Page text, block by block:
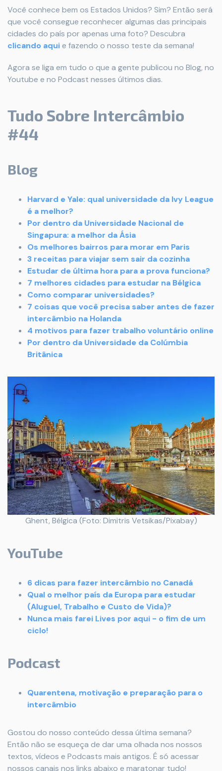
Você conhece bem os Estados Unidos? Sim? Então será
que você consegue reconhecer algumas das principais
cidades do país por apenas uma foto? Descubra
clicando aquie fazendo o nosso teste da semana!
Agora se liga em tudo o que a gente publicou no Blog, no
Youtube e no Podcast nesses últimos dias.
Tudo Sobre Intercâmbio
#44
Blog
Harvard e Yale: qual universidade da Ivy League
é a melhor?
Por dentro da Universidade Nacional de
Singapura: a melhor da Ásia
Os melhores bairros para morar em Paris
3 receitas para viajar sem sair da cozinha
Estudar de última hora para a prova funciona?
7 melhores cidades para estudar na Bélgica
Como comparar universidades?
7 coisas que você precisa saber antes de fazer
intercâmbio na Holanda
4 motivos para fazer trabalho voluntário online
Por dentro da Universidade da Colúmbia
Britânica
Ghent, Bélgica (Foto: Dimitris Vetsikas/Pixabay)
YouTube
6 dicas para fazer intercâmbio no Canadá
Qual o melhor país da Europa para estudar
(Aluguel, Trabalho e Custo de Vida)?
Nunca mais farei Lives por aqui - o fim de um
ciclo!
Podcast
Quarentena, motivação e preparação para o
intercâmbio
Gostou do nosso conteúdo dessa última semana?
Então não se esqueça de dar uma olhada nos nossos
textos, vídeos e Podcasts mais antigos. É só acessar
nossos canais nos links abaixo e maratonar tudo!